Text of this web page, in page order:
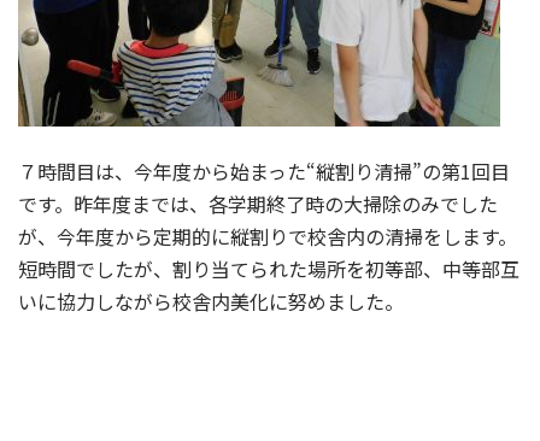
７時間目は、今年度から始まった“縦割り清掃”の第1回目
です。昨年度までは、各学期終了時の大掃除のみでした
が、今年度から定期的に縦割りで校舎内の清掃をします。
短時間でしたが、割り当てられた場所を初等部、中等部互
いに協力しながら校舎内美化に努めました。